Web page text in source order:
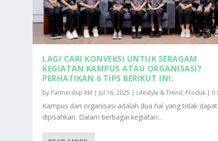
FILM KOBOY KAMPUS: MENGINTIP
MAHASISWA UMB GELAR SEMINAR
5 CARA MENGETAHUI KESEHATAN
JENIS-JENIS MAHASISWA YANG
6 KEUNTUNGAN BELAJAR ONLINE
LAGI CARI KONVEKSI UNTUK SERAGAM
KEGIATAN KAMPUS ATAU ORGANISASI?
PERHATIKAN 6 TIPS BERIKUT INI:
by Partnership RM | Jul 16, 2025 | Lifestyle & Trend, Produk | 0
Kampus dan organisasi adalah dua hal yang tidak dapat
dipisahkan. Dalam berbagai kegiatan...